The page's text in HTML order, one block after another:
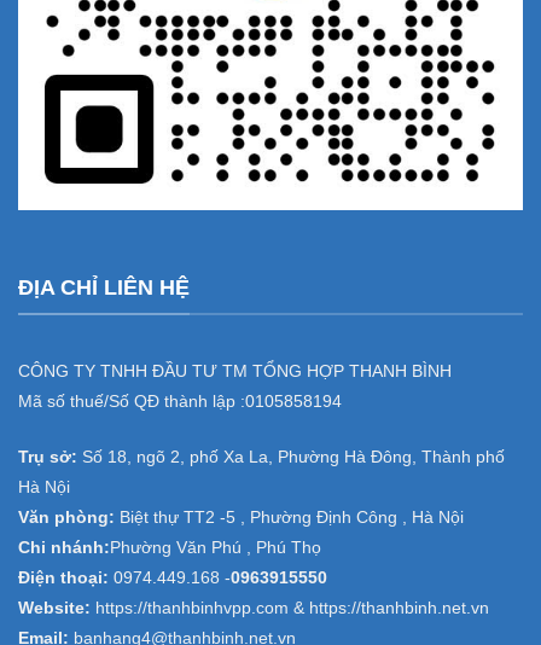
ĐỊA CHỈ LIÊN HỆ
CÔNG TY TNHH ĐẦU TƯ TM TỔNG HỢP THANH BÌNH
Mã số thuế/Số QĐ thành lập :0105858194
Trụ sở: Số 18, ngõ 2, phố Xa La, Phường Hà Đông, Thành phố
Hà Nội
Văn phòng: Biệt thự TT2 -5 , Phường Định Công , Hà Nội
Chi nhánh: Phường Văn Phú , Phú Thọ
Điện thoại: 0974.449.168 -0963915550
Website: https://thanhbinhvpp.com & https://thanhbinh.net.vn
Email: banhang4@thanhbinh.net.vn